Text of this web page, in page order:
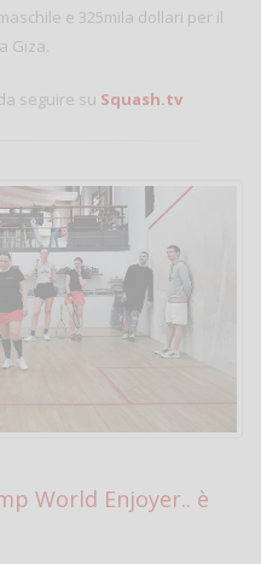
e 325mila dollari per il
Giza.
seguire su Squash.tv
World Enjoyer.. è